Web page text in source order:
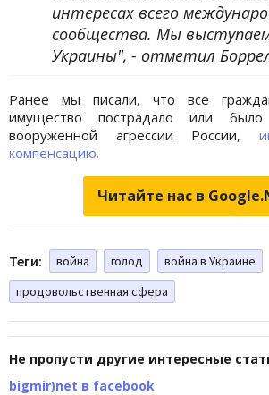
интересах всего
сообщества. Мы
Украины", - отметил
Ранее мы писали, что все
имущество пострадало или
вооруженной агрессии России,
компенсацию.
Читайте нас в
Теги: война голод
война в Украине
продовольственная сфера
Не пропусти другие интересные
bigmir)net в facebook